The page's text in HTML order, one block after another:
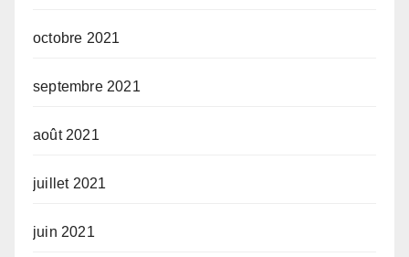
octobre 2021
septembre 2021
août 2021
juillet 2021
juin 2021